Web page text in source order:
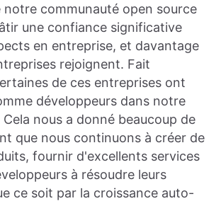
notre communauté open source
une confiance significative
en entreprise, et davantage
rejoignent. Fait
de ces entreprises ont
développeurs dans notre
nous a donné beaucoup de
que nous continuons à créer de
fournir d'excellents services
à résoudre leurs
ce soit par la croissance auto-